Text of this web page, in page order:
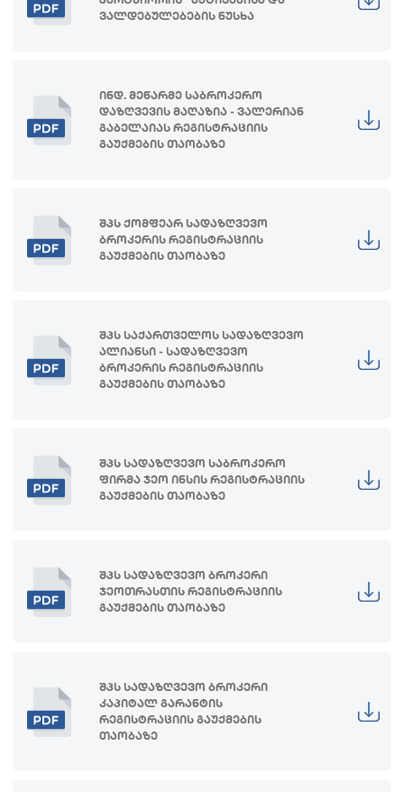
ვალდებულებების ნუსხა
ინდ. მეწარმე საბროკერო
დაზღვევის მაღაზია - ვალერიან
გაბელაიას რეგისტრაციის
გაუქმების თაობაზე
შპს ქომფეარ სადაზღვევო
ბროკერის რეგისტრაციის
გაუქმების თაობაზე
შპს საქართველოს სადაზღვევო
ალიანსი - სადაზღვევო
ბროკერის რეგისტრაციის
გაუქმების თაობაზე
შპს სადაზღვევო საბროკერო
ფირმა ჯეო ინსის რეგისტრაციის
გაუქმების თაობაზე
შპს სადაზღვევო ბროკერი
ჯეოთრასთის რეგისტრაციის
გაუქმების თაობაზე
შპს სადაზღვევო ბროკერი
კაპიტალ გარანტის
რეგისტრაციის გაუქმების
თაობაზე